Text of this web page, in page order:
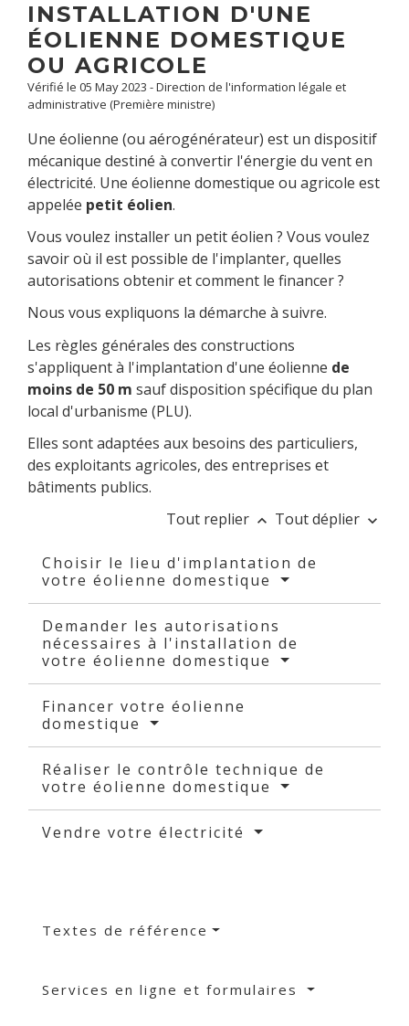
INSTALLATION D'UNE
ÉOLIENNE DOMESTIQUE
OU AGRICOLE
Vérifié le 05 May 2023 - Direction de l'information légale et
administrative (Première ministre)
Une éolienne (ou aérogénérateur) est un dispositif
mécanique destiné à convertir l'énergie du vent en
électricité. Une éolienne domestique ou agricole est
appelée petit éolien.
Vous voulez installer un petit éolien ? Vous voulez
savoir où il est possible de l'implanter, quelles
autorisations obtenir et comment le financer ?
Nous vous expliquons la démarche à suivre.
Les règles générales des constructions
s'appliquent à l'implantation d'une éolienne de
moins de 50 m sauf disposition spécifique du plan
local d'urbanisme (PLU).
Elles sont adaptées aux besoins des particuliers,
des exploitants agricoles, des entreprises et
bâtiments publics.
Tout replier keyboard_arrow_up Tout déplier keyboard_arrow_down
Choisir le lieu d'implantation de
votre éolienne domestique
Demander les autorisations
nécessaires à l'installation de
votre éolienne domestique
Financer votre éolienne
domestique
Réaliser le contrôle technique de
votre éolienne domestique
Vendre votre électricité
Textes de référence
Services en ligne et formulaires